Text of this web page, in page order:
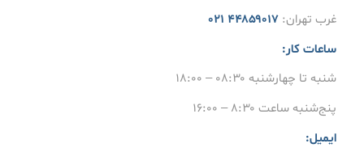
غرب تهران: ۴۴۸۵۹۰۱۷ ۰۲۱
ساعات کار:
شنبه تا چهارشنبه ۰۸:۳۰ – ۱۸:۰۰
پنج‌شنبه ساعت ۸:۳۰ – ۱۶:۰۰
ایمیل: